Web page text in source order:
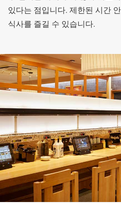
있다는 점입니다. 제한된 시간
식사를 즐길 수 있습니다.